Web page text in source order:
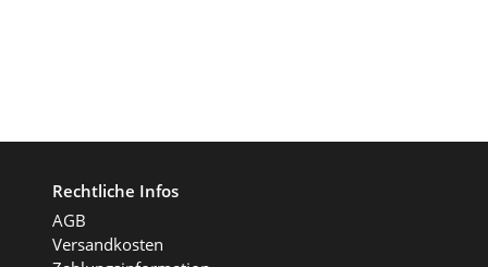
Rechtliche Infos
AGB
Versandkosten